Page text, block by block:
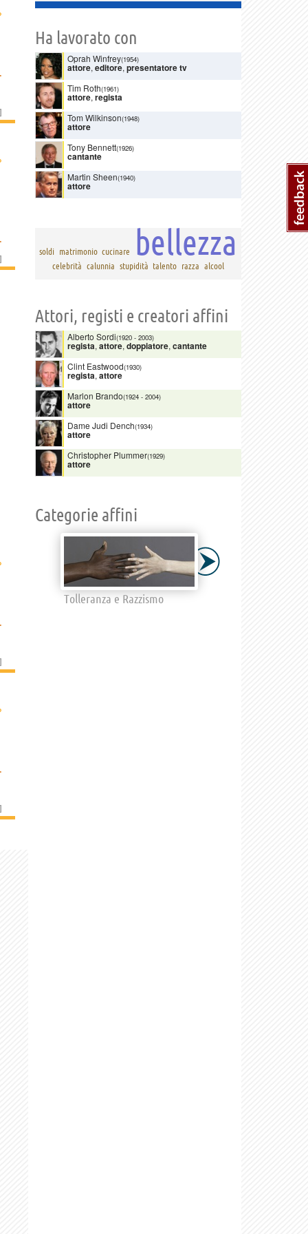
]
]
]
]
Ha lavorato con
Oprah Winfrey(1954)
attore, editore, presentatore tv
Tim Roth(1961)
attore, regista
Tom Wilkinson(1948)
attore
Tony Bennett(1926)
cantante
Martin Sheen(1940)
attore
soldi matrimonio cucinare bellezza
celebrità calunnia stupidità talento razza alcool
Attori, registi e creatori affini
Alberto Sordi(1920 - 2003)
regista, attore, doppiatore, cantante
Clint Eastwood(1930)
regista, attore
Marlon Brando(1924 - 2004)
attore
Dame Judi Dench(1934)
attore
Christopher Plummer(1929)
attore
Categorie affini
Tolleranza e Razzismo